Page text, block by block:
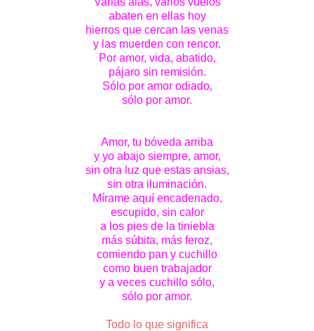
abaten en ellas hoy
hierros que cercan las venas
y las muerden con rencor.
Por amor, vida, abatido,
pájaro sin remisión.
Sólo por amor odiado,
sólo por amor.
Amor, tu bóveda arriba
y yo abajo siempre, amor,
sin otra luz que estas ansias,
sin otra iluminación.
Mírame aquí encadenado,
escupido, sin calor
a los pies de la tiniebla
más súbita, más feroz,
comiendo pan y cuchillo
como buen trabajador
y a veces cuchillo sólo,
sólo por amor.
Todo lo que significa